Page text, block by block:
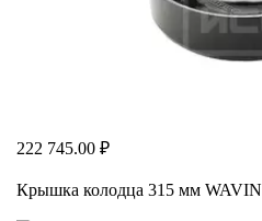
222 745.00 ₽
Крышка колодца 315 мм WAVIN